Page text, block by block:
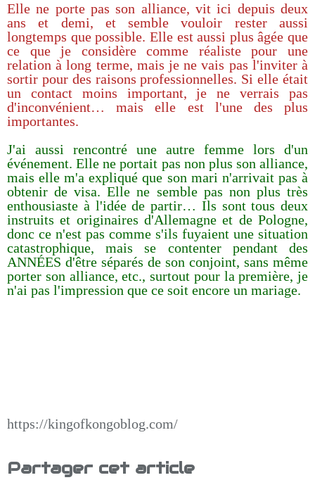
Elle ne porte pas son alliance, vit ici depuis deux
ans et demi, et semble vouloir rester aussi
longtemps que possible. Elle est aussi plus âgée que
ce que je considère comme réaliste pour une
relation à long terme, mais je ne vais pas l'inviter à
sortir pour des raisons professionnelles. Si elle était
un contact moins important, je ne verrais pas
d'inconvénient… mais elle est l'une des plus
importantes.
J'ai aussi rencontré une autre femme lors d'un
événement. Elle ne portait pas non plus son alliance,
mais elle m'a expliqué que son mari n'arrivait pas à
obtenir de visa. Elle ne semble pas non plus très
enthousiaste à l'idée de partir… Ils sont tous deux
instruits et originaires d'Allemagne et de Pologne,
donc ce n'est pas comme s'ils fuyaient une situation
catastrophique, mais se contenter pendant des
ANNÉES d'être séparés de son conjoint, sans même
porter son alliance, etc., surtout pour la première, je
n'ai pas l'impression que ce soit encore un mariage.
https://kingofkongoblog.com/
Partager cet article